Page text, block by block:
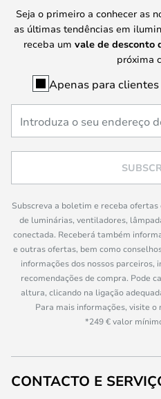
Seja o primeiro a conhecer as
as últimas tendências em
receba um vale de desconto
próxima
Apenas para
Subscreva a boletim e receba
de luminárias, ventiladores,
conectada. Receberá também
e outras ofertas, bem como
informações dos nossos parceiros,
recomendações de compra. Pode
altura, clicando na ligação
Para mais informações, visite o
*249 € valor
CONTACTO E